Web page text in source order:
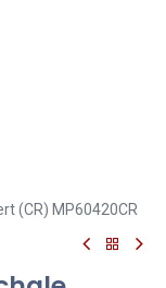
(CR) MP60420CR